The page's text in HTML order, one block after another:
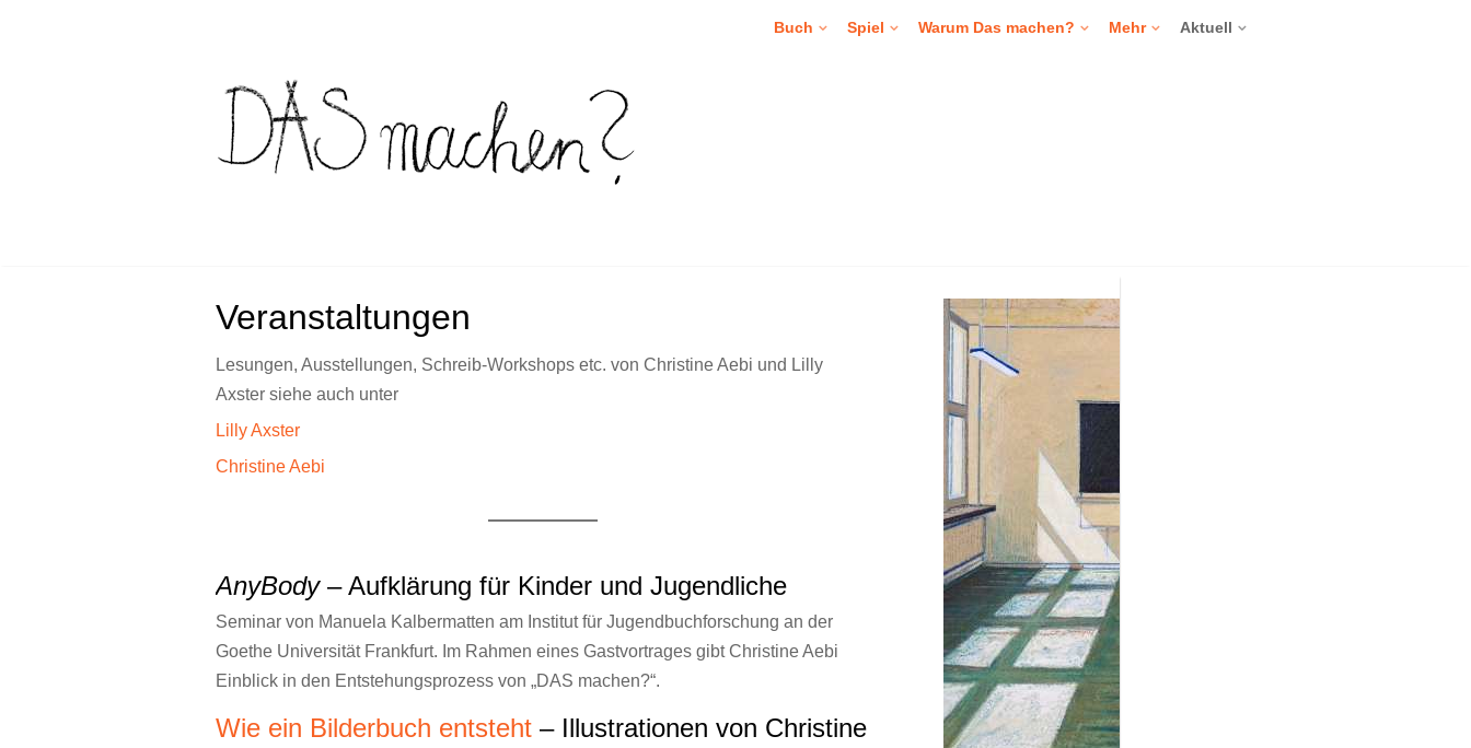
Buch Spiel Warum Das machen? Mehr Aktuell
Veranstaltungen
Lesungen, Ausstellungen, Schreib-Workshops etc. von Christine Aebi und Lilly
Axster siehe auch unter
Lilly Axster
Christine Aebi
AnyBody– Aufklärung für Kinder und Jugendliche
Seminar von Manuela Kalbermatten am Institut für Jugendbuchforschung an der
Goethe Universität Frankfurt. Im Rahmen eines Gastvortrages gibt Christine Aebi
Einblick in den Entstehungsprozess von „DAS machen?“.
Wie ein Bilderbuch entsteht – Illustrationen von Christine